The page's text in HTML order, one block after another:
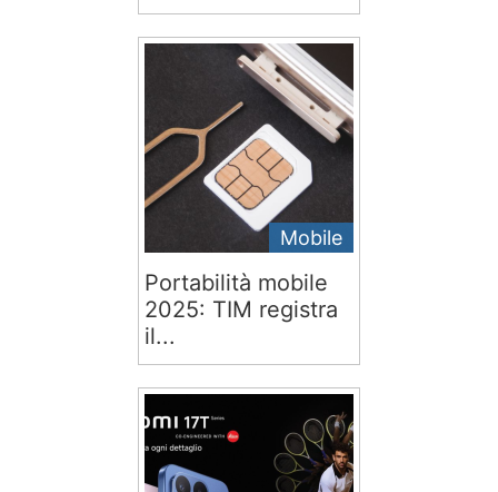
Mobile
Portabilità mobile
2025: TIM registra
il...